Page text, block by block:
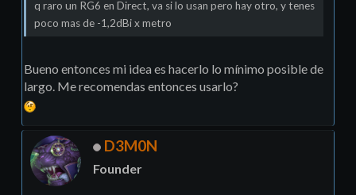
q raro un RG6 en Direct, va si lo usan pero hay otro, y tenes
poco mas de -1,2dBi x metro
Bueno entonces mi idea es hacerlo lo mí­nimo posible de
largo. Me recomendas entonces usarlo?
D3M0N
Founder